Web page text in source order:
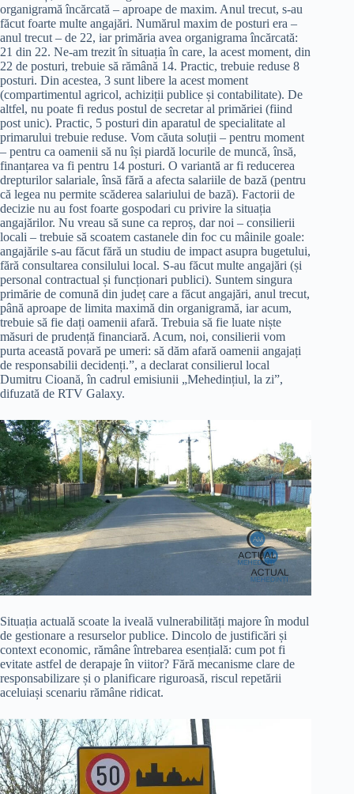
organigramă încărcată – aproape de maxim. Anul trecut, s-au
făcut foarte multe angajări. Numărul maxim de posturi era –
anul trecut – de 22, iar primăria avea organigrama încărcată:
21 din 22. Ne-am trezit în situația în care, la acest moment, din
22 de posturi, trebuie să rămână 14. Practic, trebuie reduse 8
posturi. Din acestea, 3 sunt libere la acest moment
(compartimentul agricol, achiziții publice și contabilitate). De
altfel, nu poate fi redus postul de secretar al primăriei (fiind
post unic). Practic, 5 posturi din aparatul de specialitate al
primarului trebuie reduse. Vom căuta soluții – pentru moment
– pentru ca oamenii să nu își piardă locurile de muncă, însă,
finanțarea va fi pentru 14 posturi. O variantă ar fi reducerea
drepturilor salariale, însă fără a afecta salariile de bază (pentru
că legea nu permite scăderea salariului de bază). Factorii de
decizie nu au fost foarte gospodari cu privire la situația
angajărilor. Nu vreau să sune ca reproș, dar noi – consilierii
locali – trebuie să scoatem castanele din foc cu mâinile goale:
angajările s-au făcut fără un studiu de impact asupra bugetului,
fără consultarea consilului local. S-au făcut multe angajări (și
personal contractual și funcționari publici). Suntem singura
primărie de comună din județ care a făcut angajări, anul trecut,
până aproape de limita maximă din organigramă, iar acum,
trebuie să fie dați oamenii afară. Trebuia să fie luate niște
măsuri de prudență financiară. Acum, noi, consilierii vom
purta această povară pe umeri: să dăm afară oamenii angajați
de responsabilii decidenți.”, a declarat consilierul local
Dumitru Cioană, în cadrul emisiunii „Mehedințiul, la zi”,
difuzată de RTV Galaxy.
Situația actuală scoate la iveală vulnerabilități majore în modul
de gestionare a resurselor publice. Dincolo de justificări și
context economic, rămâne întrebarea esențială: cum pot fi
evitate astfel de derapaje în viitor? Fără mecanisme clare de
responsabilizare și o planificare riguroasă, riscul repetării
aceluiași scenariu rămâne ridicat.